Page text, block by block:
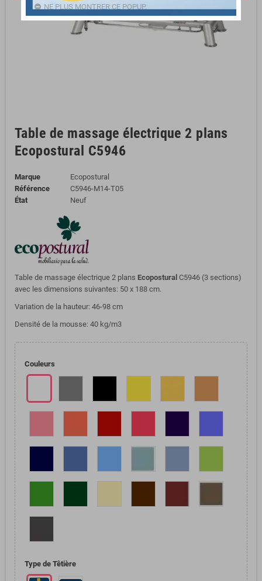
Table de massage électrique 2 plans
Ecopostural C5946
Marque
Ecopostural
Référence
C5946-M14-T05
État
Neuf
Table de massage électrique 2 plans Ecopostural C5946 (3 sections)
avec les dimensions suivantes: 50 x 188 cm.
Variation de la hauteur: 46-98 cm
Densité de la mousse: 40 kg/m3
Couleurs
Type de Têtière
NE PLUS MONTRER CE POPUP.